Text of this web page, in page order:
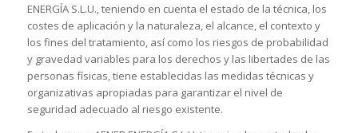
ENERGÍA S.L.U., teniendo en cuenta el estado de la técnica, los
costes de aplicación y la naturaleza, el alcance, el contexto y
los fines del tratamiento, así como los riesgos de probabilidad
y gravedad variables para los derechos y las libertades de las
personas físicas, tiene establecidas las medidas técnicas y
organizativas apropiadas para garantizar el nivel de
seguridad adecuado al riesgo existente.